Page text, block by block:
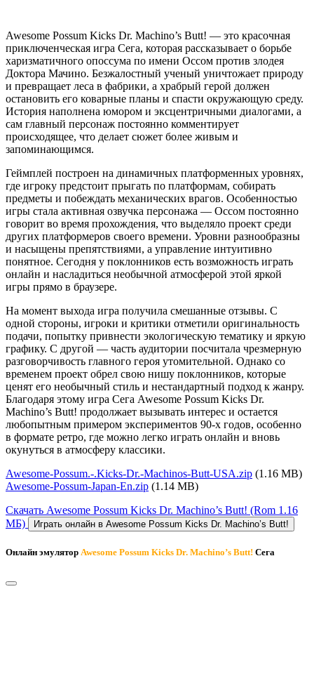
Awesome Possum Kicks Dr. Machino’s Butt! — это красочная
приключенческая игра Сега, которая рассказывает о борьбе
харизматичного опоссума по имени Оссом против злодея
Доктора Мачино. Безжалостный ученый уничтожает природу
и превращает леса в фабрики, а храбрый герой должен
остановить его коварные планы и спасти окружающую среду.
История наполнена юмором и эксцентричными диалогами, а
сам главный персонаж постоянно комментирует
происходящее, что делает сюжет более живым и
запоминающимся.
Геймплей построен на динамичных платформенных уровнях,
где игроку предстоит прыгать по платформам, собирать
предметы и побеждать механических врагов. Особенностью
игры стала активная озвучка персонажа — Оссом постоянно
говорит во время прохождения, что выделяло проект среди
других платформеров своего времени. Уровни разнообразны
и насыщены препятствиями, а управление интуитивно
понятное. Сегодня у поклонников есть возможность играть
онлайн и насладиться необычной атмосферой этой яркой
игры прямо в браузере.
На момент выхода игра получила смешанные отзывы. С
одной стороны, игроки и критики отметили оригинальность
подачи, попытку привнести экологическую тематику и яркую
графику. С другой — часть аудитории посчитала чрезмерную
разговорчивость главного героя утомительной. Однако со
временем проект обрел свою нишу поклонников, которые
ценят его необычный стиль и нестандартный подход к жанру.
Благодаря этому игра Сега Awesome Possum Kicks Dr.
Machino’s Butt! продолжает вызывать интерес и остается
любопытным примером экспериментов 90-х годов, особенно
в формате ретро, где можно легко играть онлайн и вновь
окунуться в атмосферу классики.
Awesome-Possum.-.Kicks-Dr.-Machinos-Butt-USA.zip (1.16 MB)
Awesome-Possum-Japan-En.zip (1.14 MB)
Скачать Awesome Possum Kicks Dr. Machino’s Butt! (Rom 1.16
МБ)
Играть онлайн в Awesome Possum Kicks Dr. Machino’s Butt!
Онлайн эмулятор Awesome Possum Kicks Dr. Machino’s Butt! Сега